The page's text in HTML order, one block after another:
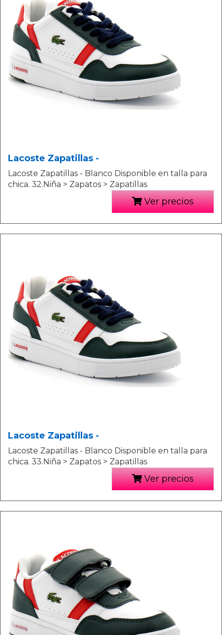
Lacoste Zapatillas -
Lacoste Zapatillas - Blanco Disponible en talla para
chica. 32.Niña > Zapatos > Zapatillas
Ver precios
Lacoste Zapatillas -
Lacoste Zapatillas - Blanco Disponible en talla para
chica. 33.Niña > Zapatos > Zapatillas
Ver precios